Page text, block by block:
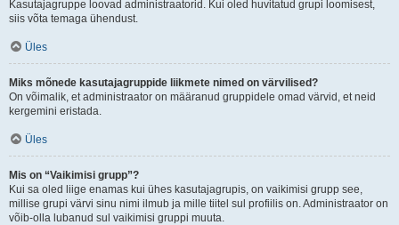
Kasutajagruppe loovad administraatorid. Kui oled huvitatud grupi loomisest,
siis võta temaga ühendust.
Üles
Miks mõnede kasutajagruppide liikmete nimed on värvilised?
On võimalik, et administraator on määranud gruppidele omad värvid, et neid
kergemini eristada.
Üles
Mis on “Vaikimisi grupp”?
Kui sa oled liige enamas kui ühes kasutajagrupis, on vaikimisi grupp see,
millise grupi värvi sinu nimi ilmub ja mille tiitel sul profiilis on. Administraator on
võib-olla lubanud sul vaikimisi gruppi muuta.